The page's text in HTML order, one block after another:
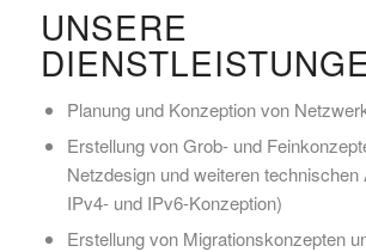
UNSERE
Planung und Konzeption von
Erstellung von Grob- und
Netzdesign und weiteren
IPv4- und IPv6-Konzeption)
Erstellung von Migrationskonzepten